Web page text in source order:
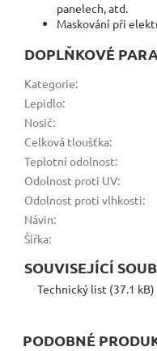
panelech, atd.
Maskování při
DOPLŇKOVÉ
Kategorie:
Lepidlo:
Nosič:
Celková tloušťka:
Teplotní odolnost:
Odolnost proti UV:
Odolnost proti vlhkosti:
Návin:
Šířka:
SOUVISEJÍCÍ
Technický list (37.1 kB)
PODOBNÉ